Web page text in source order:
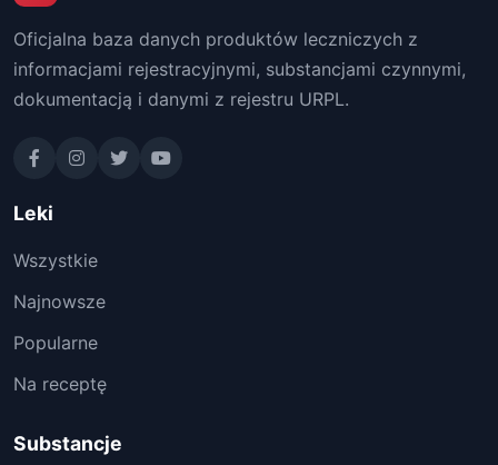
Oficjalna baza danych produktów leczniczych z
informacjami rejestracyjnymi, substancjami czynnymi,
dokumentacją i danymi z rejestru URPL.
Leki
Wszystkie
Najnowsze
Popularne
Na receptę
Substancje